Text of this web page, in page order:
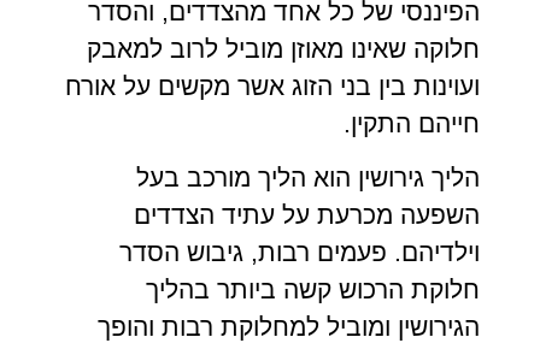
הפיננסי של כל אחד מהצדדים, והסדר
חלוקה שאינו מאוזן מוביל לרוב למאבק
ועוינות בין בני הזוג אשר מקשים על אורח
חייהם התקין.
הליך גירושין הוא הליך מורכב בעל
השפעה מכרעת על עתיד הצדדים
וילדיהם. פעמים רבות, גיבוש הסדר
חלוקת הרכוש קשה ביותר בהליך
הגירושין ומוביל למחלוקת רבות והופך